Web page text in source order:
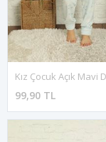
99,90 TL